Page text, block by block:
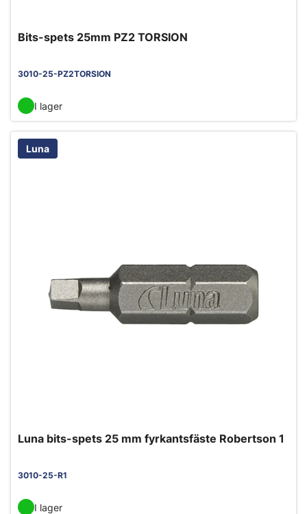
Bits-spets 25mm PZ2 TORSION
3010-25-PZ2TORSION
I lager
Luna
Luna bits-spets 25 mm fyrkantsfäste Robertson 1
3010-25-R1
I lager